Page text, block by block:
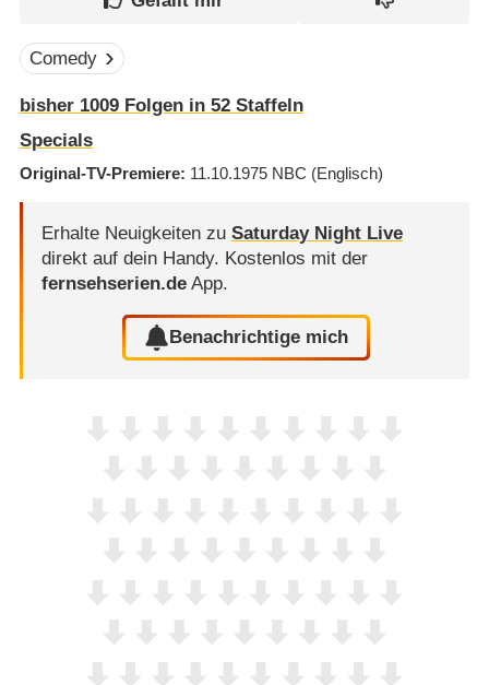
Comedy
bisher 1009Folgen in 52Staffeln
Specials
Original-TV-Premiere 11.10.1975 NBC (Englisch)
Erhalte Neuigkeiten zu Saturday Night Live
direkt auf dein Handy. Kostenlos mit der
fernsehserien.deApp.
Benachrichtige mich